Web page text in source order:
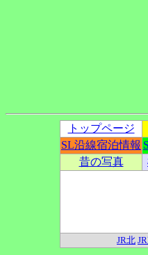
トップページ
SL沿線宿泊情報
昔の写真
JR北